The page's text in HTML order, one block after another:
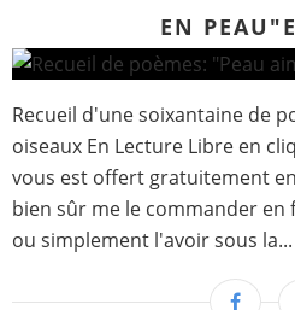
EN
Recueil d'une soixantaine de
oiseaux En Lecture Libre en
vous est offert gratuitement
bien sûr me le commander
ou simplement l'avoir sous la...